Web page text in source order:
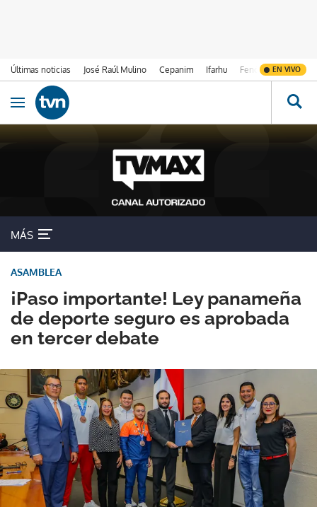
Últimas noticias José Raúl Mulino Cepanim Ifarhu Fenómeno de El
EN VIVO
Ir al contenido
Obrir navegació
MÁS
¡Paso importante! Ley panameña
de deporte seguro es aprobada
en tercer debate
ASAMBLEA